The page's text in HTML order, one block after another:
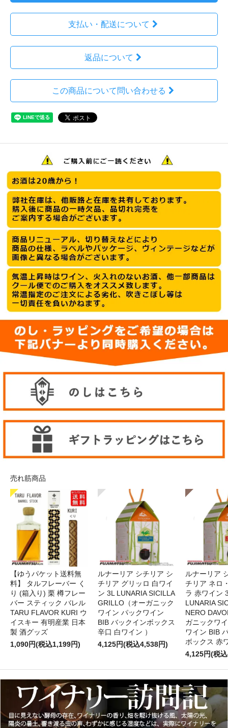
支払い・配送について
返品について
この商品について問い合わせる
売れ筋商品
【ゆうパケット送料無
料】 タルフレーバー く
り (箱入り) 栗 樽フレー
バー スティック バレル
TARU FLAVOR KURI ウ
イスキー 有明産業 日本
製 酒グッズ
1,090円(税込1,199円)
ルナーリア シチリア シ
チリア グリッロ 白ワイ
ン 3L LUNARIA SICILLA
GRILLO（オーガニック
ワイン パックワイン
BIB バックインボックス
辛口 白ワイン ）
4,125円(税込4,538円)
ルナーリア
チリア ネロ
ラ 赤ワイ
LUNARIA
NERO
ガニックワ
ワイン BIB
ボックス 赤
4,125円(税